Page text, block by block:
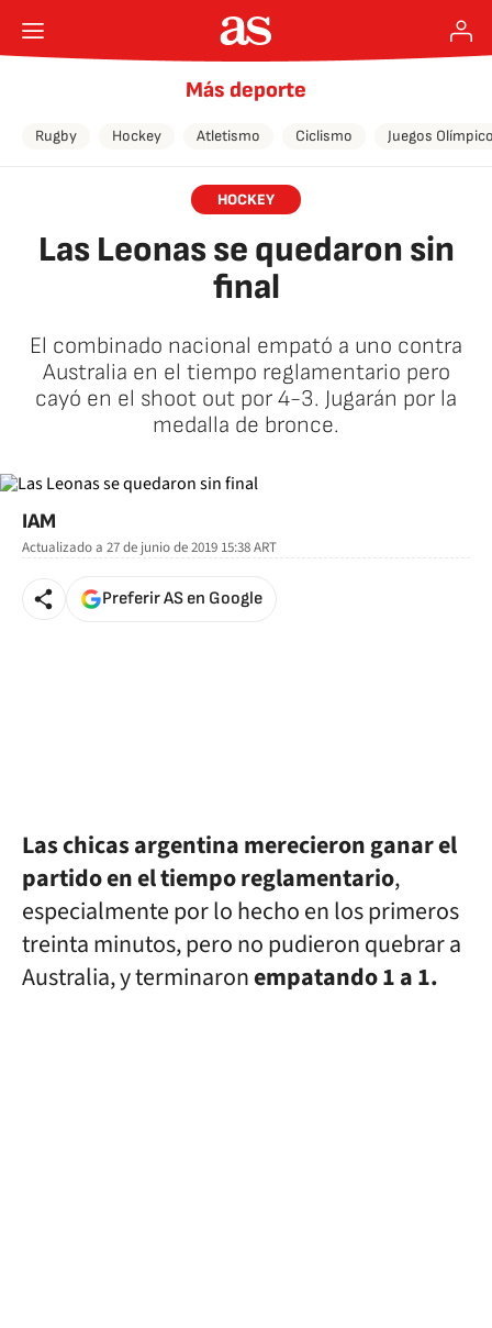
Más deporte
Rugby Hockey Atletismo Ciclismo Juegos
HOCKEY
Las Leonas se quedaron sin
final
El combinado nacional empató a uno contra
Australia en el tiempo reglamentario pero
cayó en el shoot out por 4-3. Jugarán por la
medalla de bronce.
IAM
Actualizado a 27 de junio de 2019 15:38ART
Preferir AS en Google
Las chicas argentina merecieron ganar el
partido en el tiempo reglamentario,
especialmente por lo hecho en los primeros
treinta minutos, pero no pudieron quebrar a
Australia, y terminaronempatando 1 a 1.